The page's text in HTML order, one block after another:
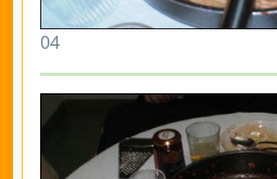
04